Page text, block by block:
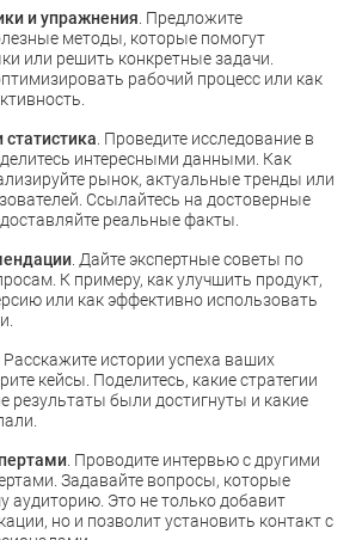
и упражнения . Предложите
методы, которые помогут
или решить конкретные задачи.
рабочий процесс или как
. Проведите исследование в
интересными данными. Как
рынок, актуальные тренды или
Ссылайтесь на достоверные
реальные факты.
. Дайте экспертные советы по
К примеру, как улучшить продукт,
или как эффективно использовать
. Расскажите истории успеха ваших
кейсы. Поделитесь, какие стратегии
результаты были достигнуты и какие
. Проводите интервью с другими
Задавайте вопросы, которые
аудиторию. Это не только добавит
но и позволит установить контакт с